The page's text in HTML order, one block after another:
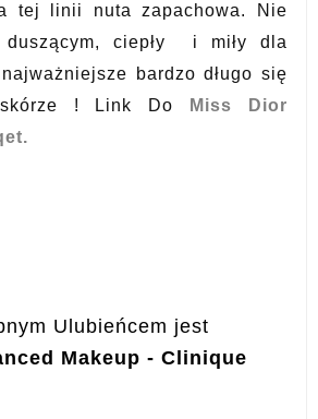
tej linii nuta zapachowa. Nie
duszącym, ciepły i miły dla
bardzo długo się
!
Link Do
Miss Dior
Ulubieńcem jest
Makeup - Clinique